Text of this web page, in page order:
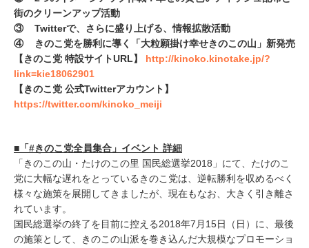
街のクリーンアップ活動
③ Twitterで、さらに盛り上げる、情報拡散活動
④ きのこ党を勝利に導く「大粒願掛け幸せきのこの山」新発売
【きのこ党 特設サイトURL】 http://kinoko.kinotake.jp/?
link=kie18062901
【きのこ党 公式Twitterアカウント】
https://twitter.com/kinoko_meiji
■「#きのこ党全員集合」イベント 詳細
「きのこの山・たけのこの里 国民総選挙2018」にて、たけのこ
党に大幅な遅れをとっているきのこ党は、逆転勝利を収めるべく
様々な施策を展開してきましたが、現在もなお、大きく引き離さ
れています。
国民総選挙の終了を目前に控える2018年7月15日（日）に、最後
の施策として、きのこの山派を巻き込んだ大規模なプロモーショ